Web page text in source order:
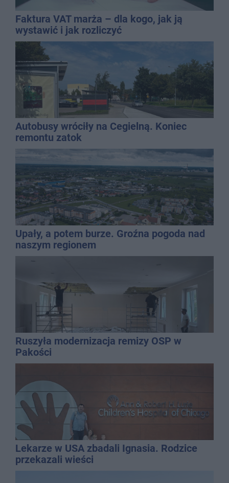
Faktura VAT marża – dla kogo, jak ją
wystawić i jak rozliczyć
Autobusy wróciły na Cegielną. Koniec
remontu zatok
Upały, a potem burze. Groźna pogoda nad
naszym regionem
Ruszyła modernizacja remizy OSP w
Pakości
Lekarze w USA zbadali Ignasia. Rodzice
przekazali wieści